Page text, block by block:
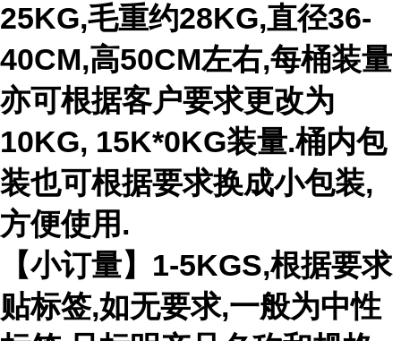
25KG,毛重约28KG,直径36-
40CM,高50CM左右,每桶装量
亦可根据客户要求更改为
10KG, 15K*0KG装量.桶内包
装也可根据要求换成小包装,
方便使用.
【小订量】1-5KGS,根据要求
贴标签,如无要求,一般为中性